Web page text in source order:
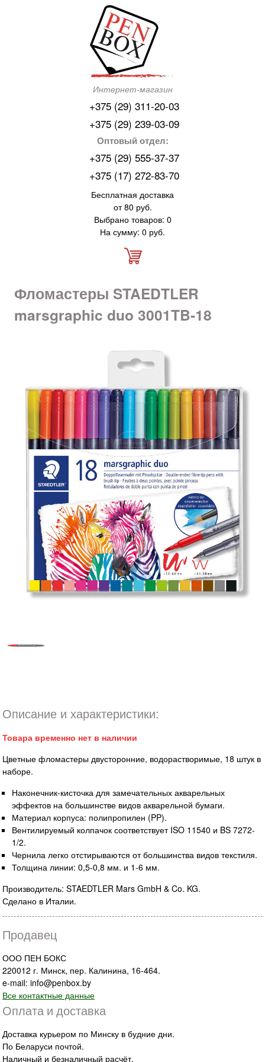
Интернет-магазин
+375 (29) 311-20-03
+375 (29) 239-03-09
Оптовый отдел:
+375 (29) 555-37-37
+375 (17) 272-83-70
Бесплатная доставка
от 80 руб.
Выбрано товаров: 0
На сумму: 0 руб.
Фломастеры STAEDTLER
marsgraphic duo 3001TB-18
Описание и характеристики:
Товара временно нет в наличии
Цветные фломастеры двусторонние, водорастворимые, 18 штук в
наборе.
Наконечник-кисточка для замечательных акварельных
эффектов на большинстве видов акварельной бумаги.
Материал корпуса: полипропилен (PP).
Вентилируемый колпачок соответствует ISO 11540 и BS 7272-
1/2.
Чернила легко отстирываются от большинства видов текстиля.
Толщина линии: 0,5-0,8 мм. и 1-6 мм.
Производитель: STAEDTLER Mars GmbH & Co. KG.
Сделано в Италии.
Продавец
ООО ПЕН БОКС
220012 г. Минск, пер. Калинина, 16-464.
e-mail: info@penbox.by
Все контактные данные
Оплата и доставка
Доставка курьером по Минску в будние дни.
По Беларуси почтой.
Наличный и безналичный расчёт.